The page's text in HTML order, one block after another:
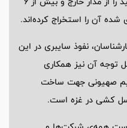
آن را استخراج کرده‌اند.
نفوذ سایبری در این
توجه آن نیز همکاری
صهیونی جهت ساخت
کشی در غزه است.